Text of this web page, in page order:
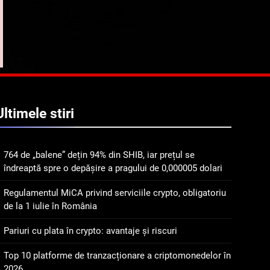
Ripple, apoi a pierdut
un atac cibernetic în mai
puțin de 24 de ore
6
Banii digitali și arhitectura
încrederii: O nouă viziune
asupra banilor în era
WhiteBIT și FC Barcelona
semnează un acord pe
stiri
764 de „balene” dețin 94% din SHIB, iar prețul se
îndreaptă spre o depășire a pragului de 0,000005 dolari
Regulamentul MiCA privind serviciile crypto, obligatoriu
de la 1 iulie în România
Pariuri cu plata în crypto: avantaje și riscuri
Top 10 platforme de tranzacționare a criptomonedelor în